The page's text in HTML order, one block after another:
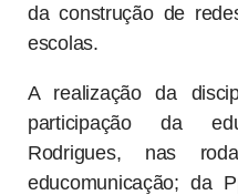
da construção de
escolas.
A realização da
participação da
Rodrigues, nas
educomunicação; da